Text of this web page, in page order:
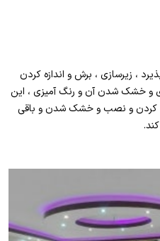
، زیرسازی ، برش و اندازه کردن
و خشک شدن آن و رنگ آمیزی ، این
کردن و نصب و خشک شدن و باقی